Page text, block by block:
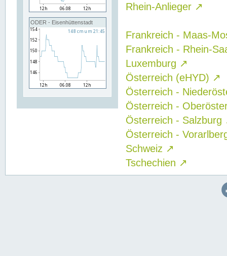
ODER - Eisenhüttenstadt
Rhein-Anlieger ↗
Frankreich - Maas-
Frankreich - Rhein-
Luxemburg ↗
Österreich (eHYD) ↗
Österreich -
Österreich -
Österreich - Salzburg
Österreich -
Schweiz ↗
Tschechien ↗